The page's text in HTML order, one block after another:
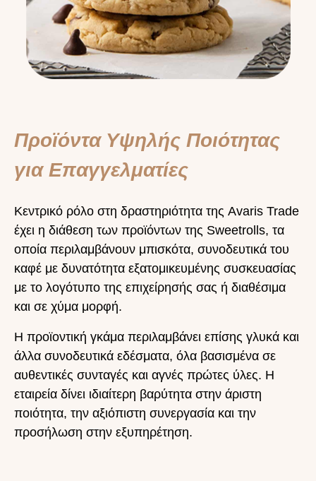
Προϊόντα Υψηλής Ποιότητας
για Επαγγελματίες
Κεντρικό ρόλο στη δραστηριότητα της Avaris Trade
έχει η διάθεση των προϊόντων της Sweetrolls, τα
οποία περιλαμβάνουν μπισκότα, συνοδευτικά του
καφέ με δυνατότητα εξατομικευμένης συσκευασίας
με το λογότυπο της επιχείρησής σας ή διαθέσιμα
και σε χύμα μορφή.
Η προϊοντική γκάμα περιλαμβάνει επίσης γλυκά και
άλλα συνοδευτικά εδέσματα, όλα βασισμένα σε
αυθεντικές συνταγές και αγνές πρώτες ύλες. Η
εταιρεία δίνει ιδιαίτερη βαρύτητα στην άριστη
ποιότητα, την αξιόπιστη συνεργασία και την
προσήλωση στην εξυπηρέτηση.